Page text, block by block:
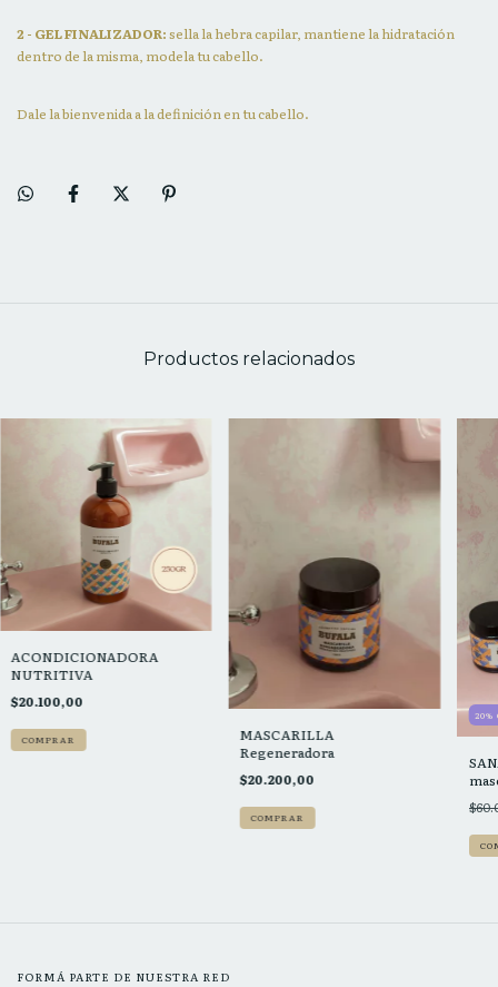
2 - GEL FINALIZADOR:sella la hebra capilar, mantiene la hidratación
dentro de la misma, modela tu cabello.
Dale la bienvenida a la definición en tu cabello.
Productos relacionados
ACONDICIONADORA
NUTRITIVA
$20.100,00
MASCARILLA
Regeneradora
$20.200,00
20%
FORMÁ PARTE DE NUESTRA RED